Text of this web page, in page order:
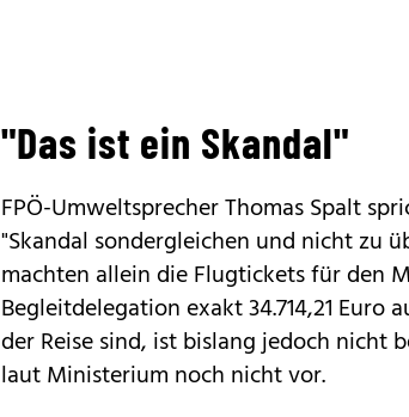
"Das ist ein Skandal"
FPÖ-Umweltsprecher Thomas Spalt
"Skandal sondergleichen und nicht zu
machten allein die Flugtickets für den
Begleitdelegation exakt 34.714,21 Euro
der Reise sind, ist bislang jedoch nicht
laut Ministerium noch nicht vor.